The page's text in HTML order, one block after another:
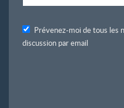
Prévenez-moi de tous les
discussion par email